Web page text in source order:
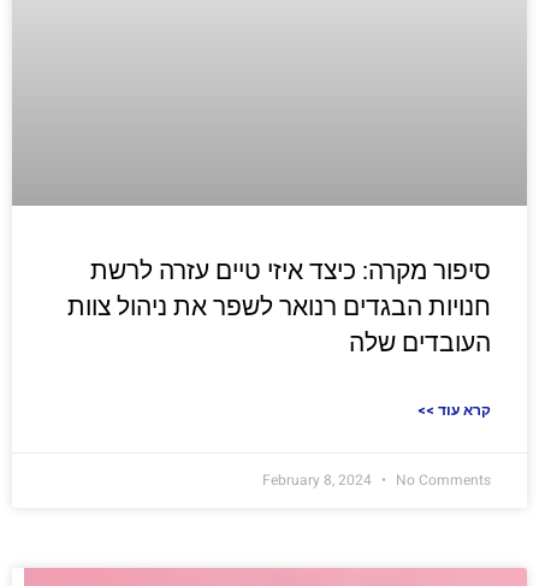
סיפור מקרה: כיצד איזי טיים עזרה לרשת
חנויות הבגדים רנואר לשפר את ניהול צוות
העובדים שלה
<< קרא עוד
February 8, 2024 No Comments